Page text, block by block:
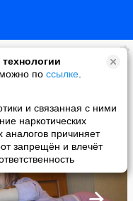
по ссылке
и связанная с ними
наркотических
аналогов причиняет
запрещён и влечёт